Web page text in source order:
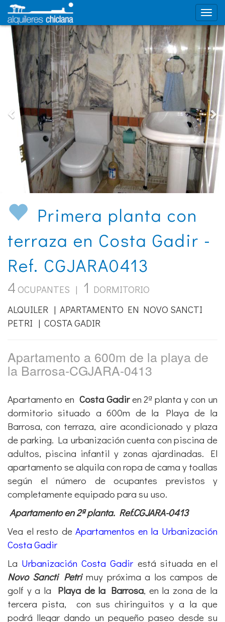
Primera planta con
terraza en Costa Gadir -
Ref. CGJARA0413
4 OCUPANTES | 1 DORMITORIO
ALQUILER | APARTAMENTO EN NOVO SANCTI
PETRI | COSTA GADIR
Apartamento a 600m de la playa de
la Barrosa-CGJARA-0413
Apartamento en Costa Gadiren 2ª planta y con un
dormitorio situado a 600m de la Playa de la
Barrosa, con terraza, aire acondicionado y plaza
de parking. La urbanización cuenta con piscina de
adultos, piscina infantil y zonas ajardinadas. El
apartamento se alquila con ropa de cama y toallas
según el número de ocupantes previstos y
completamente equipado para su uso.
Apartamento en 2ª planta. Ref.CGJARA-0413
Vea el resto deApartamentos en la Urbanización
Costa Gadir
La Urbanización Costa Gadir está situada en el
Novo Sancti Petrimuy próxima a los campos de
golf y a la Playa de la Barrosa, en la zona de la
tercera pista,
con sus chiringuitos y a la que
podrá llegar dando un pequeño paseo desde su